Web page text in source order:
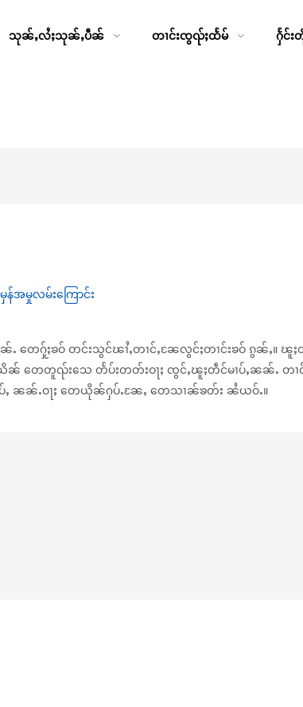
သုၼ်ႇလႆႈသုၼ်ႇပဵၼ် တၢင်းၸွၺ်ႈထႅမ် ႁႅင်း
န်အမှုလမ်းကြောင်း
ေႁႂ်ႈၶဝ် တင်းသွင်ၽၢႆႇတၢင်ႇၼႄလွင်ႈတၢင်းၶဝ် ၵွၼ်ႇ။ ၽူႈတဵင်မ
ၼ် တေတူၺ်းသေ တႅပ်းတတ်းဝႃႈ ၸွင်ႇၽူႈတဵင်မၢပ်ႇၼၼ်ႉ တ
ႇ ၼၼ်ႉဝႃႈ တေယိုၼ်ႁပ်ႉၼႄႇ တေသၢၼ်ၶတ်း ၼႆယဝ်ႉ။